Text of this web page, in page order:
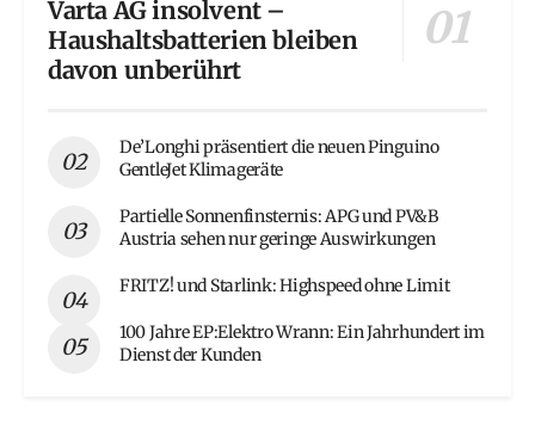
Varta AG insolvent –
Haushaltsbatterien bleiben
davon unberührt
De’Longhi präsentiert die neuen Pinguino
GentleJet Klimageräte
Partielle Sonnenfinsternis: APG und PV&B
Austria sehen nur geringe Auswirkungen
FRITZ! und Starlink: Highspeed ohne Limit
100 Jahre EP:Elektro Wrann: Ein Jahrhundert im
Dienst der Kunden